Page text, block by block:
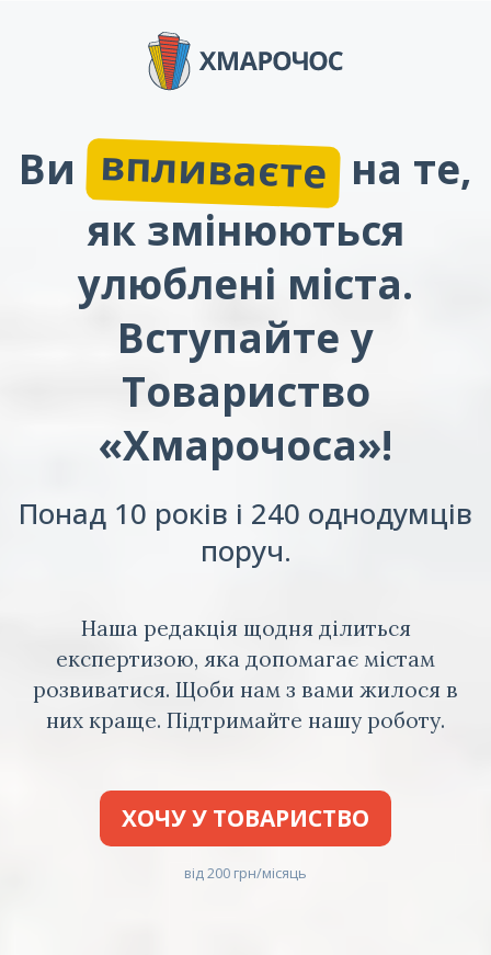
Ви впливаєте на те,
як змінюються
улюблені міста.
Вступайте у
Товариство
«Хмарочоса»!
Понад 10 років і 240 однодумців
поруч.
Наша редакція щодня ділиться
експертизою, яка допомагає містам
розвиватися. Щоби нам з вами жилося в
них краще. Підтримайте нашу роботу.
ХОЧУ У ТОВАРИСТВО
від 200 грн/місяць